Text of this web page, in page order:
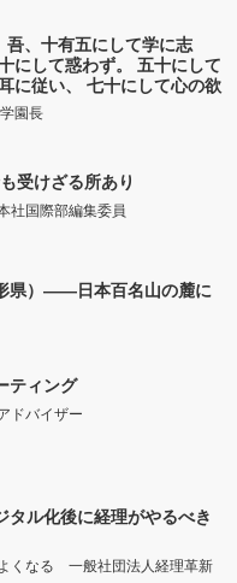
、十有五にして学に志
にして惑わず。 五十にして
に従い、 七十にして心の欲
えず。
園長
受けざる所あり
社国際部編集委員
県）――日本百名山の麓に
ティング
ドバイザー
ル化後に経理がやるべき
くなる 一般社団法人経理革新